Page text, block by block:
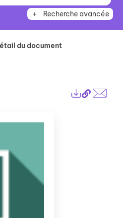
Recherche avancée
du document
Lien